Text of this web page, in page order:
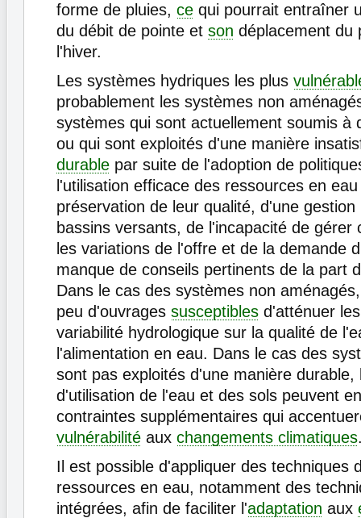
forme de pluies, ce qui pourrait entraîner
du débit de pointe et son déplacement du
l'hiver.
Les systèmes hydriques les plus
probablement les systèmes non
systèmes qui sont actuellement soumis à
ou qui sont exploités d'une manière
durable par suite de l'adoption de
l'utilisation efficace des ressources en
préservation de leur qualité, d'une gestion
bassins versants, de l'incapacité de gérer
les variations de l'offre et de la demande
manque de conseils pertinents de la part
Dans le cas des systèmes non
peu d'ouvrages susceptibles d'atténuer
variabilité hydrologique sur la qualité de
l'alimentation en eau. Dans le cas des
sont pas exploités d'une manière durable,
d'utilisation de l'eau et des sols peuvent
contraintes supplémentaires qui
vulnérabilité aux changements climatiques
Il est possible d'appliquer des techniques
ressources en eau, notamment des
intégrées, afin de faciliter l'adaptation aux